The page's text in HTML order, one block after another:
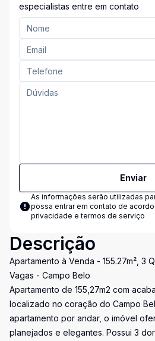
especialistas entre em contato
Enviar
As informações serão utilizadas
possa entrar em contato de
privacidade e termos de serviço
Descrição
Apartamento à Venda - 155.27m², 3
Vagas - Campo Belo
Apartamento de 155,27m2 com
localizado no coração do Campo
apartamento por andar, o imóvel
planejados e elegantes. Possui 3